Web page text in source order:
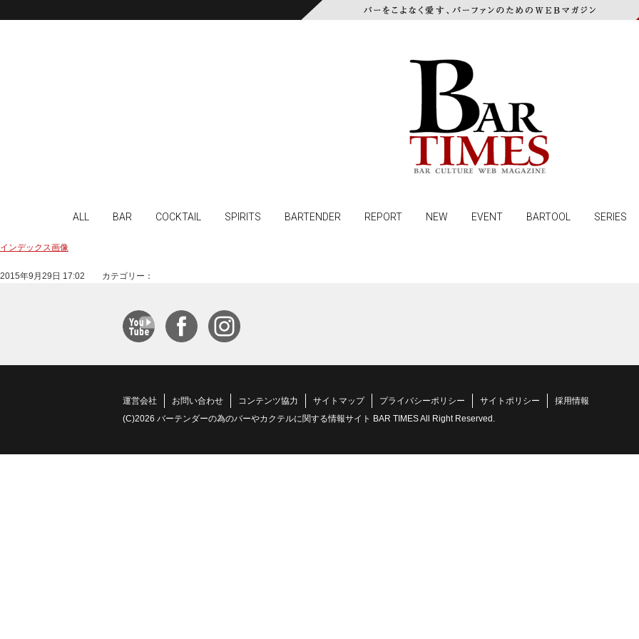
ALL BAR COCKTAIL SPIRITS BARTENDER REPORT NEW EVENT BARTOOL SERIES
インデックス画像
2015年9月29日 17:02 カテゴリー：
運営会社 お問い合わせ コンテンツ協力 サイトマップ プライバシーポリシー サイトポリシー
採用情報
(C)2026 バーテンダーの為のバーやカクテルに関する情報サイト BAR TIMES All Right Reserved.